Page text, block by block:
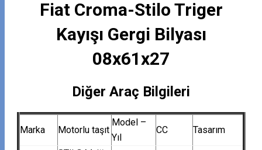
Fiat Croma-Stilo Triger
Kayışı Gergi Bilyası
08x61x27
Diğer Araç Bilgileri
Marka Motorlu taşıt
Model –
Yıl
CC Tasarım